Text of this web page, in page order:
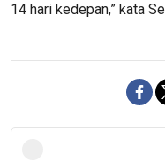
14 hari kedepan,” kata